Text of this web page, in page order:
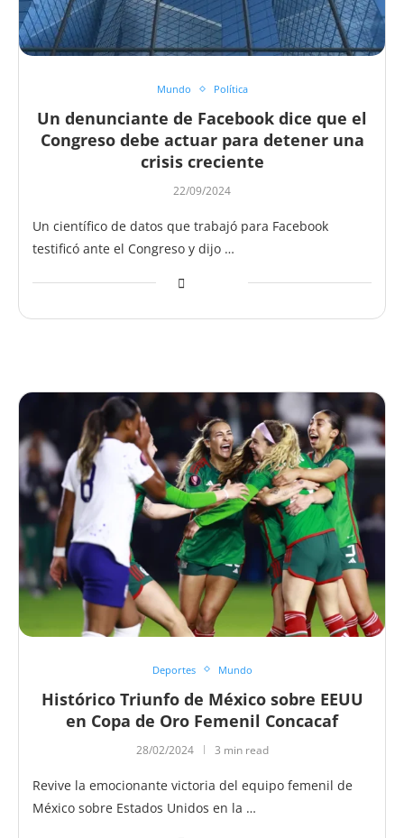
Mundo Política
Un denunciante de Facebook dice que el
Congreso debe actuar para detener una
crisis creciente
22/09/2024
Un científico de datos que trabajó para Facebook
testificó ante el Congreso y dijo …
Deportes Mundo
Histórico Triunfo de México sobre EEUU
en Copa de Oro Femenil Concacaf
28/02/2024 3 min read
Revive la emocionante victoria del equipo femenil de
México sobre Estados Unidos en la …